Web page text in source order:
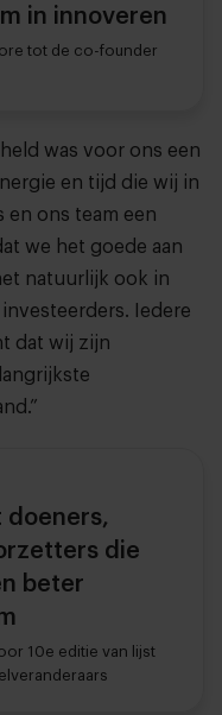
in innoveren
tot de co-founder
was voor ons een
en tijd die wij in
ons team een
we het goede aan
natuurlijk ook in
Iedere
dat wij zijn
doeners,
die
beter
10e editie van lijst